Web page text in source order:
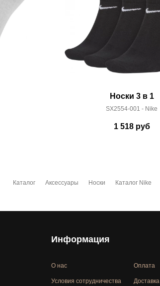
Носки 3 в 1
SX2554-001 - Nike
1 518руб
Каталог Аксессуары Носки Каталог Nike
Информация
О нас
Условия сотрудничества
Оплата
Доставка